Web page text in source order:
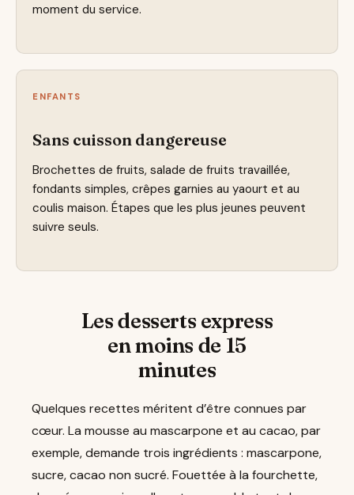
moment du service.
ENFANTS
Sans cuisson dangereuse
Brochettes de fruits, salade de fruits travaillée,
fondants simples, crêpes garnies au yaourt et au
coulis maison. Étapes que les plus jeunes peuvent
suivre seuls.
Les desserts express
en moins de 15
minutes
Quelques recettes méritent d’être connues par
cœur. La mousse au mascarpone et au cacao, par
exemple, demande trois ingrédients : mascarpone,
sucre, cacao non sucré. Fouettée à la fourchette,